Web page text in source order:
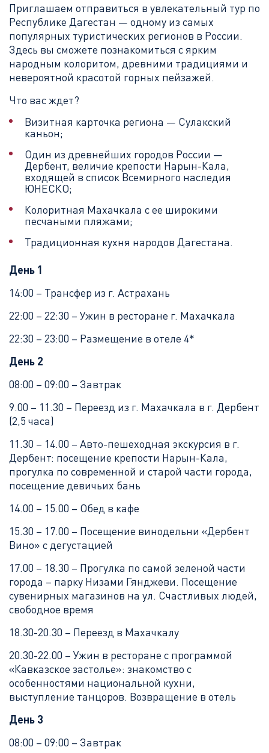
Приглашаем отправиться в увлекательный тур по
Республике Дагестан — одному из самых
популярных туристических регионов в России.
Здесь вы сможете познакомиться с ярким
народным колоритом, древними традициями и
невероятной красотой горных пейзажей.
Что вас ждет?
Визитная карточка региона — Сулакский
каньон;
Один из древнейших городов России —
Дербент, величие крепости Нарын-Кала,
входящей в список Всемирного наследия
ЮНЕСКО;
Колоритная Махачкала с ее широкими
песчаными пляжами;
Традиционная кухня народов Дагестана.
День 1
14:00 – Трансфер из г. Астрахань
22:00 – 22:30 – Ужин в ресторане г. Махачкала
22:30 – 23:00 – Размещение в отеле 4*
День 2
08:00 – 09:00 – Завтрак
9.00 – 11.30 – Переезд из г. Махачкала в г. Дербент
(2,5 часа)
11.30 – 14.00 – Авто-пешеходная экскурсия в г.
Дербент: посещение крепости Нарын-Кала,
прогулка по современной и старой части города,
посещение девичьих бань
14.00 – 15.00 – Обед в кафе
15.30 – 17.00 – Посещение винодельни «Дербент
Вино» с дегустацией
17.00 – 18.30 – Прогулка по самой зеленой части
города – парку Низами Гянджеви. Посещение
сувенирных магазинов на ул. Счастливых людей,
свободное время
18.30-20.30 – Переезд в Махачкалу
20.30-22.00 – Ужин в ресторане с программой
«Кавказское застолье»: знакомство с
особенностями национальной кухни,
выступление танцоров. Возвращение в отель
День 3
08:00 – 09:00 – Завтрак